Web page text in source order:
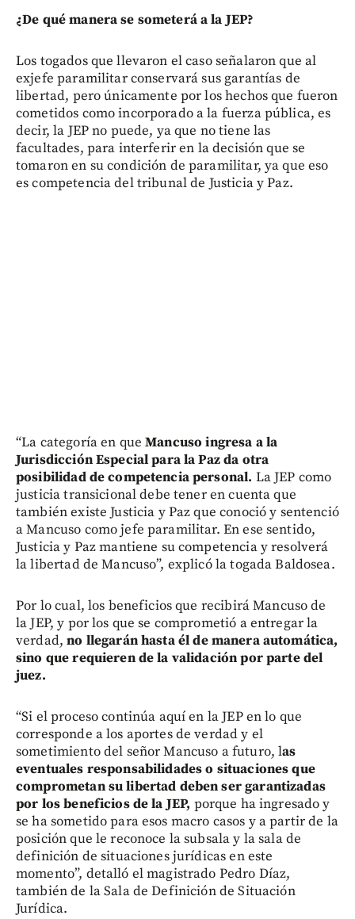
¿De qué manera se someterá a la JEP?
Los togados que llevaron el caso señalaron que al
exjefe paramilitar conservará sus garantías de
libertad, pero únicamente por los hechos que fueron
cometidos como incorporado a la fuerza pública, es
decir, la JEP no puede, ya que no tiene las
facultades, para interferir en la decisión que se
tomaron en su condición de paramilitar, ya que eso
es competencia del tribunal de Justicia y Paz.
“La categoría en que Mancuso ingresa a la
Jurisdicción Especial para la Paz da otra
posibilidad de competencia personal. La JEP como
justicia transicional debe tener en cuenta que
también existe Justicia y Paz que conoció y sentenció
a Mancuso como jefe paramilitar. En ese sentido,
Justicia y Paz mantiene su competencia y resolverá
la libertad de Mancuso”, explicó la togada Baldosea.
Por lo cual, los beneficios que recibirá Mancuso de
la JEP, y por los que se comprometió a entregar la
verdad,no llegarán hasta él de manera automática,
sino que requieren de la validación por parte del
juez.
“Si el proceso continúa aquí en la JEP en lo que
corresponde a los aportes de verdad y el
sometimiento del señor Mancuso a futuro, las
eventuales responsabilidades o situaciones que
comprometan su libertad deben ser garantizadas
por los beneficios de la JEP, porque ha ingresado y
se ha sometido para esos macro casos y a partir de la
posición que le reconoce la subsala y la sala de
definición de situaciones jurídicas en este
momento”, detalló el magistrado Pedro Díaz,
también de la Sala de Definición de Situación
Jurídica.